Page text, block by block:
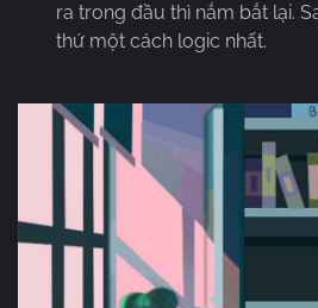
ra trong đầu thì nắm bắt lại.
thứ một cách logic nhất.